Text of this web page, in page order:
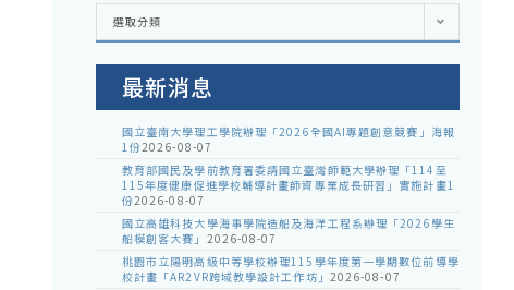
各
室
選取分類
最新消息
國立臺南大學理工學院辦理「2026全國AI專題創意競賽」海報
1份2026-08-07
教育部國民及學前教育署委請國立臺灣師範大學辦理「114至
115年度健康促進學校輔導計畫師資專業成長研習」實施計畫1
份2026-08-07
國立高雄科技大學海事學院造船及海洋工程系辦理「2026學生
船模創客大賽」 2026-08-07
桃園市立陽明高級中等學校辦理115學年度第一學期數位前導學
校計畫「AR2VR跨域教學設計工作坊」 2026-08-07